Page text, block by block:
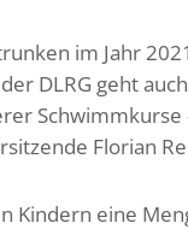
im Jahr
DLRG geht
Florian
Kindern eine